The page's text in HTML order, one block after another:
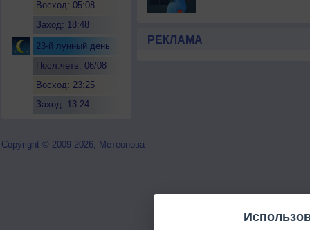
Восход: 05:08
Заход: 18:48
23-й лунный день
Посл.четв. 06/08
Восход: 23:25
Заход: 13:24
РЕКЛАМА
Copyright © 2009-2026, Метеонова